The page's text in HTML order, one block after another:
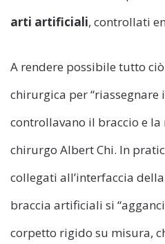
arti artificiali, controllati
A rendere possibile tutto ciò
chirurgica per “riassegnare
controllavano il braccio e la
chirurgo Albert Chi. In
collegati all’interfaccia
braccia artificiali si
corpetto rigido su misura,